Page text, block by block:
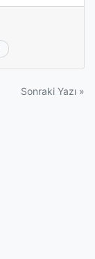
Sonraki Yazı »